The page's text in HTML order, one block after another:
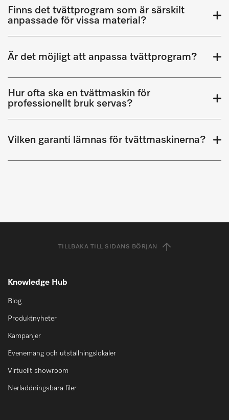
Finns det tvättprogram som är särskilt
anpassade för vissa material?
Är det möjligt att anpassa tvättprogram?
Hur ofta ska en tvättmaskin för
professionellt bruk servas?
Vilken garanti lämnas för tvättmaskinerna?
TILLBAKA TILL SIDANS BÖRJAN
Knowledge Hub
Blog
Produktnyheter
Kampanjer
Evenemang och utställningslokaler
Virtuellt showroom
Nerladdningsbara filer